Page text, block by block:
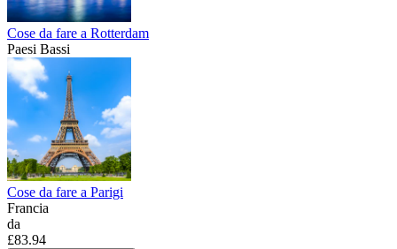
Cose da fare a Rotterdam
Paesi Bassi
Cose da fare a Parigi
Francia
da
£83.94